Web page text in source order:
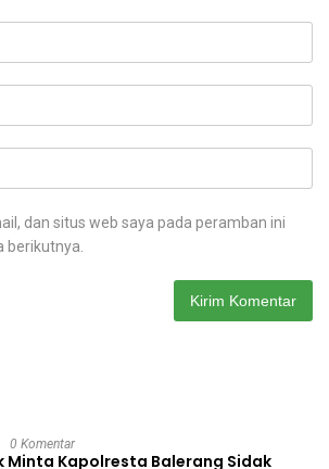
dan situs web saya pada peramban ini
berikutnya.
0 Komentar
Minta Kapolresta Balerang Sidak